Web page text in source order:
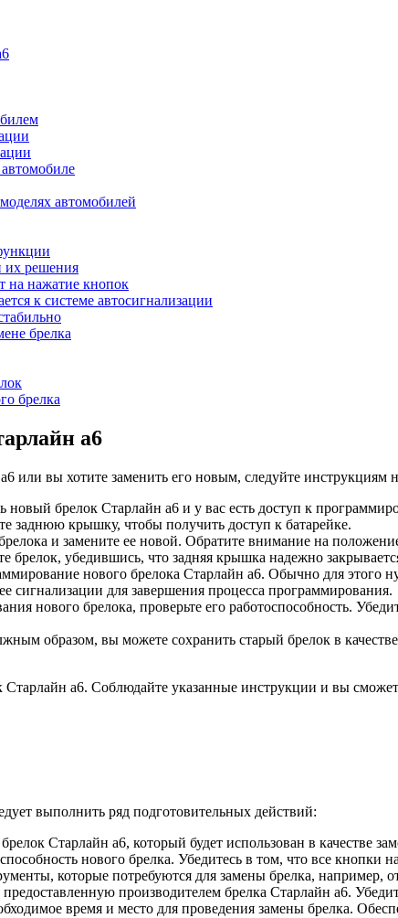
автомобилей
их решения
на нажатие кнопок
к системе автосигнализации
брелка
брелка
а6
или вы хотите заменить его новым, следуйте инструкциям
новый брелок Старлайн а6 и у вас есть доступ к
заднюю крышку, чтобы получить доступ к батарейке.
и замените ее новой. Обратите внимание на
брелок, убедившись, что задняя крышка надежно
нового брелока Старлайн а6. Обычно для
сигнализации для завершения процесса программирования.
нового брелока, проверьте его работоспособность.
образом, вы можете сохранить старый брелок в
Старлайн а6. Соблюдайте указанные инструкции и вы
выполнить ряд подготовительных действий:
Старлайн а6, который будет использован в качестве
нового брелка. Убедитесь в том, что все
которые потребуются для замены брелка,
производителем брелка Старлайн а6.
время и место для проведения замены брелка.